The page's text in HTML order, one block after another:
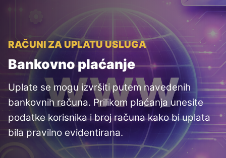
RAČUNI ZA UPLATU USLUGA
Bankovno plaćanje
Uplate se mogu izvršiti putem navedenih
bankovnih računa. Prilikom plaćanja unesite
podatke korisnika i broj računa kako bi uplata
bila pravilno evidentirana.